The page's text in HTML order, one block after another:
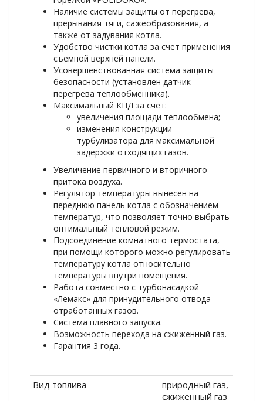
Наличие системы защиты от перегрева,
прерывания тяги, сажеобразования, а
также от задувания котла.
Удобство чистки котла за счет применения
съемной верхней панели.
Усовершенствованная система защиты
безопасности (установлен датчик
перегрева теплообменника).
Максимальный КПД за счет:
увеличения площади теплообмена;
изменения конструкции
турбулизатора для максимальной
задержки отходящих газов.
Увеличение первичного и вторичного
притока воздуха.
Регулятор температуры вынесен на
переднюю панель котла с обозначением
температур, что позволяет точно выбрать
оптимальный тепловой режим.
Подсоединение комнатного термостата,
при помощи которого можно регулировать
температуру котла относительно
температуры внутри помещения.
Работа совместно с турбонасадкой
«Лемакс» для принудительного отвода
отработанных газов.
Система плавного запуска.
Возможность перехода на сжиженный газ.
Гарантия 3 года.
Вид топлива
природный газ,
сжиженный газ